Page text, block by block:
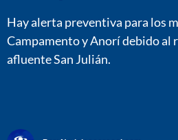
Hay alerta preventiva para los
Campamento y Anorí debido al
afluente San Julián.